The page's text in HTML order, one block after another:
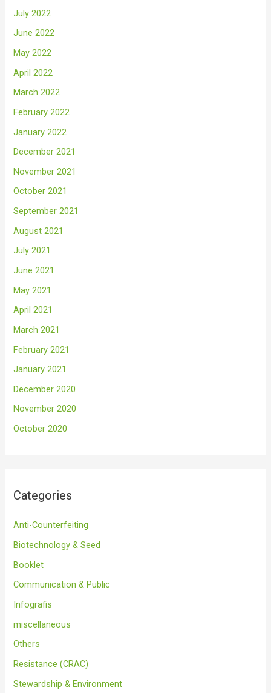
July 2022
June 2022
May 2022
April 2022
March 2022
February 2022
January 2022
December 2021
November 2021
October 2021
September 2021
August 2021
July 2021
June 2021
May 2021
April 2021
March 2021
February 2021
January 2021
December 2020
November 2020
October 2020
Categories
Anti-Counterfeiting
Biotechnology & Seed
Booklet
Communication & Public
Infografis
miscellaneous
Others
Resistance (CRAC)
Stewardship & Environment